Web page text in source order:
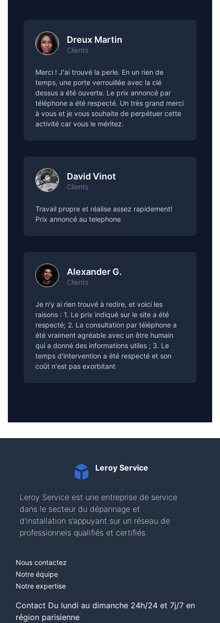
Dreux Martin
Clients
Merci ! J'ai trouvé la perle. En un rien de
temps, une porte verrouillée avec la clé
dessus a été ouverte. Le prix annoncé par
téléphone a été respecté. Un très grand merci
à vous et je vous souhaite de perpétuer cette
activité car vous le méritez.
David Vinot
Clients
Travail propre et réalise assez rapidement!
Prix annoncé au telephone
Alexander G.
Clients
Je n'y ai rien trouvé à redire, et voici les
raisons : 1. Le prix indiqué sur le site a été
respecté; 2. La consultation par téléphone a
été vraiment agréable avec un être humain
qui a donné des informations utiles ; 3. Le
temps d'intervention a été respecté et son
coût n'est pas exorbitant
Leroy Service
Leroy Service est une entreprise de service
dans le secteur du dépannage et
d'installation s’appuyant sur un réseau de
professionnels qualifiés et certifiés.
Nous contactez
Notre équipe
Notre expertise
Contact Du lundi au dimanche 24h/24 et 7j/7 en
région parisienne